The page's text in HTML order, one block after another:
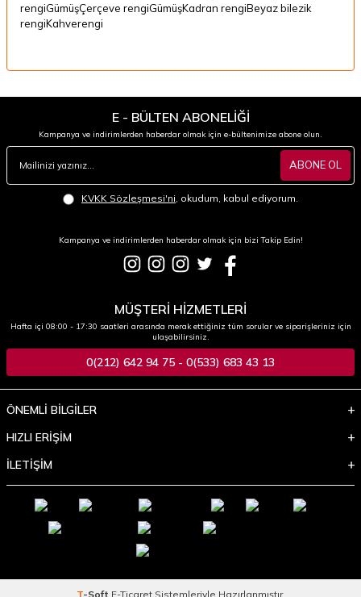
rengiGümüşÇerçeve rengiGümüşKadran rengiBeyaz bilezik
rengiKahverengi
E - BÜLTEN ABONELİĞİ
Kampanya ve indirimlerden haberdar olmak için e-bültenimize abone olun.
ABONE OL
KVKK Sözleşmesi'ni , okudum, kabul ediyorum.
Kampanya ve indirimlerden haberdar olmak için bizi Takip Edin!
MÜŞTERİ HİZMETLERİ
Hafta içi 08:00 - 17:30 saatleri arasında merak ettiğiniz tüm sorular ve siparişleriniz için
ulaşabilirsiniz.
0(212) 642 94 75 - 0(533) 683 43 13
ÖNEMLİ BİLGİLER
HIZLI ERİŞİM
İLETİŞİM
T-Soft E-TicaretSistemleriyle Hazırlanmıştır.